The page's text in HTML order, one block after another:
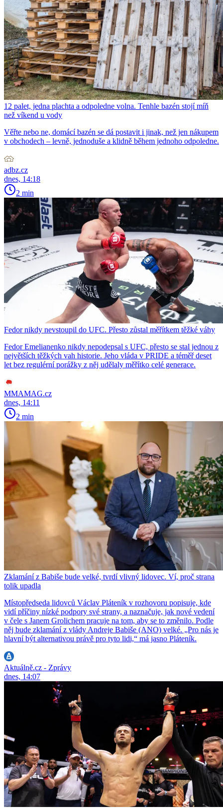
12 palet, jedna plachta a odpoledne volna. Tenhle bazén stojí míň
než víkend u vody
Věřte nebo ne, domácí bazén se dá postavit i jinak, než jen nákupem
v obchodech – levně, jednoduše a klidně během jednoho odpoledne.
adbz.cz
dnes, 14:18
2 min
Fedor nikdy nevstoupil do UFC. Přesto zůstal měřítkem těžké váhy
Fedor Emelianenko nikdy nepodepsal s UFC, přesto se stal jednou z
největších těžkých vah historie. Jeho vláda v PRIDE a téměř deset
let bez regulérní porážky z něj udělaly měřítko celé generace.
MMAMAG.cz
dnes, 14:11
2 min
Zklamání z Babiše bude velké, tvrdí vlivný lidovec. Ví, proč strana
tolik upadla
Místopředseda lidovců Václav Pláteník v rozhovoru popisuje, kde
vidí příčiny nízké podpory své strany, a naznačuje, jak nové vedení
v čele s Janem Grolichem pracuje na tom, aby se to změnilo. Podle
něj bude zklamání z vlády Andreje Babiše (ANO) velké. „Pro nás je
hlavní být alternativou právě pro tyto lidi,“ má jasno Pláteník.
Aktuálně.cz - Zprávy
dnes, 14:07